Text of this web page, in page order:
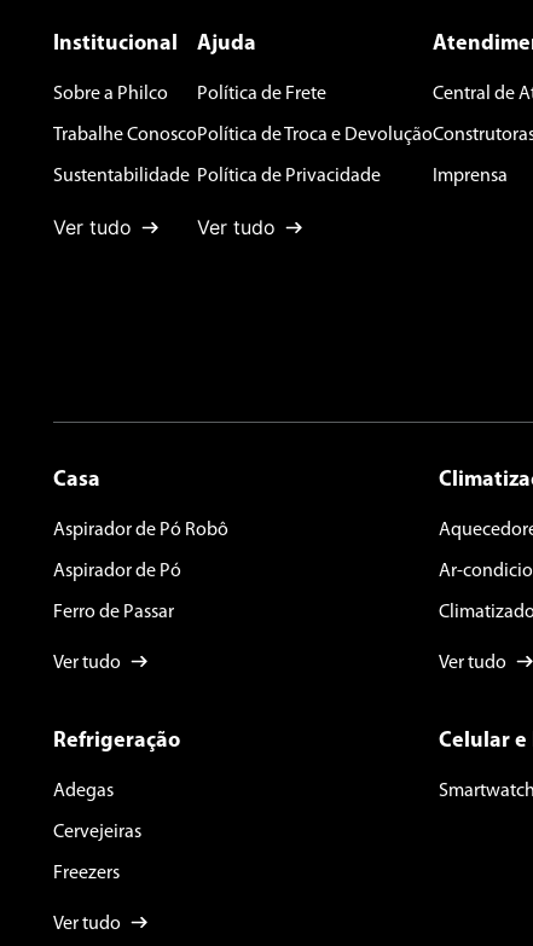
Institucional
Sobre a Philco
Trabalhe Conosco
Sustentabilidade
Ver tudo
Ajuda
Política de Frete
Política de Troca e Devolução
Política de Privacidade
Ver tudo
Central de
Imprensa
Casa
Aspirador de Pó Robô
Aspirador de Pó
Ferro de Passar
Ver tudo
Ar-
Ver tudo
Refrigeração
Adegas
Cervejeiras
Freezers
Ver tudo
Celular
Smartwatch